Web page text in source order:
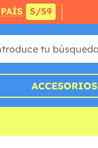
S/59
ACCESORIOS